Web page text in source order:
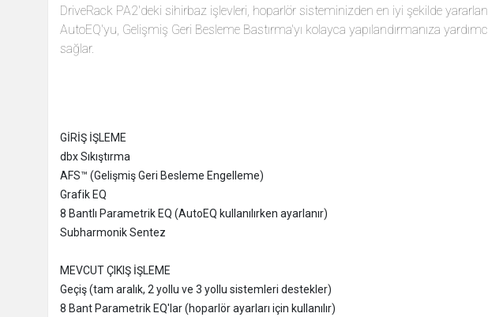
DriveRack PA2'deki sihirbaz işlevleri, hoparlör sisteminizden en iyi şekilde
AutoEQ'yu, Gelişmiş Geri Besleme Bastırma'yı kolayca yapılandırmanıza
sağlar.
GİRİŞ İŞLEME
dbx Sıkıştırma
AFS™ (Gelişmiş Geri Besleme Engelleme)
Grafik EQ
8 Bantlı Parametrik EQ (AutoEQ kullanılırken ayarlanır)
Subharmonik Sentez
MEVCUT ÇIKIŞ İŞLEME
Geçiş (tam aralık, 2 yollu ve 3 yollu sistemleri destekler)
8 Bant Parametrik EQ'lar (hoparlör ayarları için kullanılır)